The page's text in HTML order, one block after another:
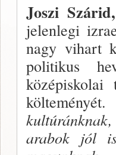
Joszi Szárid,
jelenlegi
nagy vihart
politikus
költemé­nyét.
arabok jól